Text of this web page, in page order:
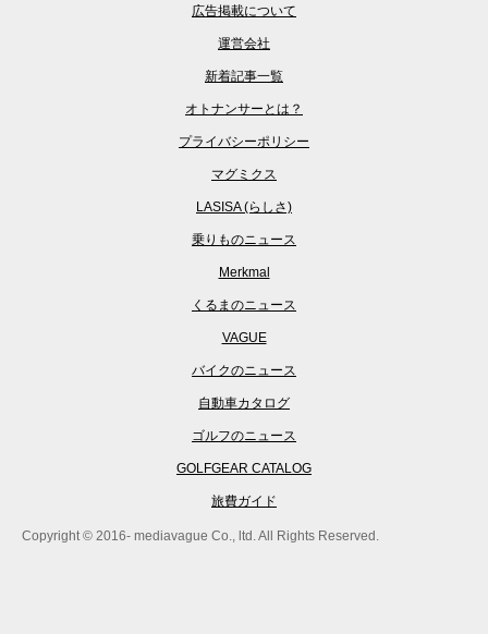
広告掲載について
運営会社
新着記事一覧
オトナンサーとは？
プライバシーポリシー
マグミクス
LASISA (らしさ)
乗りものニュース
Merkmal
くるまのニュース
VAGUE
バイクのニュース
自動車カタログ
ゴルフのニュース
GOLFGEAR CATALOG
旅費ガイド
Copyright © 2016- mediavague Co., ltd. All Rights Reserved.